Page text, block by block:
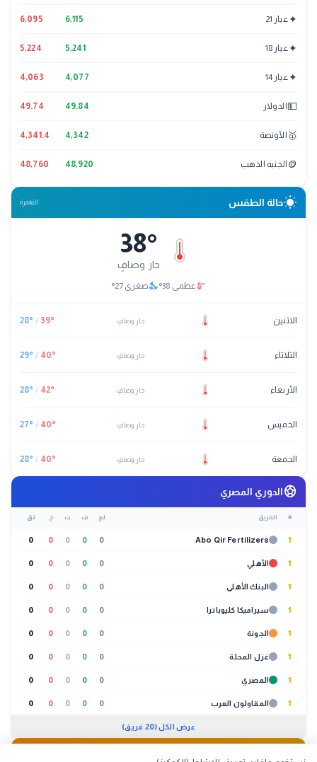
✦عيار 21 6,115
6,095
✦عيار 18 5,241
5,224
✦عيار 14 4,077
4,063
💵 الدولار 49.84
49.74
🥇 الأونصة 4,342
4,341.4
🪙 الجنيه الذهب 48,920
48,760
wb_sunnyحالة الطقس القاهرة
38°
حار وصافٍ
thermostatعظمى 38
°
nights_stayصغرى 27
°
الاثنين حار وصافٍ 39°
/
28°
الثلاثاء حار وصافٍ 40°
/
29°
الأربعاء حار وصافٍ 42°
/
28°
الخميس حار وصافٍ 40°
/
27°
الجمعة حار وصافٍ 40°
/
28°
sports_soccerالدوري المصري
# الفريق لع ف ت خ نق
1
Abo Qir Fertilizers
0
0
0
0
0
1 الأهلي 0
0
0
0
0
1 البنك الأهلي 0
0
0
0
0
1 سيراميكا كليوباترا 0
0
0
0
0
1 الجونة 0
0
0
0
0
1 غزل المحلة 0
0
0
0
0
1 المصري 0
0
0
0
0
1 المقاولون العرب 0
0
0
0
0
عرض الكل (20 فريق)
🐔